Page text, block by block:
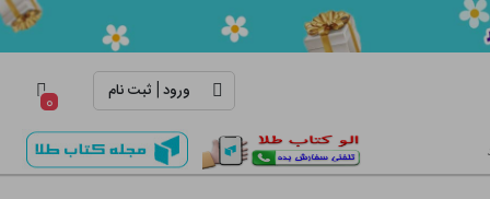
ورود| ثبت نام ۰